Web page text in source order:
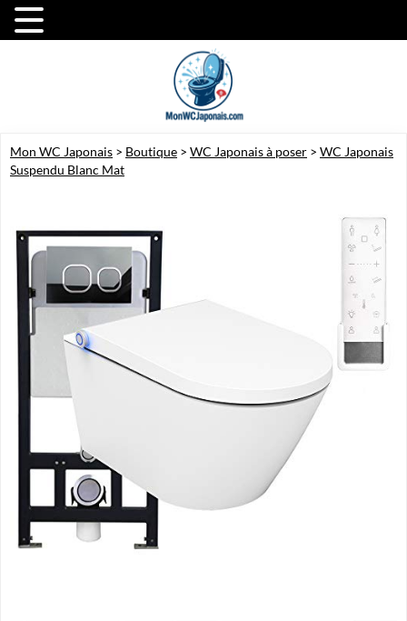
Mon WC Japonais > Boutique > WC Japonais à poser > WC Japonais
Suspendu Blanc Mat